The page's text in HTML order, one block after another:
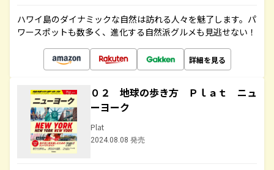
ハワイ島のダイナミックな自然は訪れる人々を魅了します。パ
ワースポットも数多く、進化する自然派グルメも見逃せない！
詳細を見る
０２ 地球の歩き方 Ｐｌａｔ ニュ
ーヨーク
Plat
2024.08.08 発売